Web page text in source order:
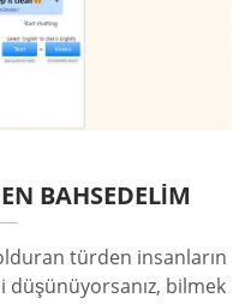
BAHSEDELIM
türden insanların
bilmek